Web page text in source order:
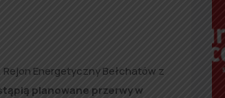
Energetyczny Bełchatów z
planowane przerwy w